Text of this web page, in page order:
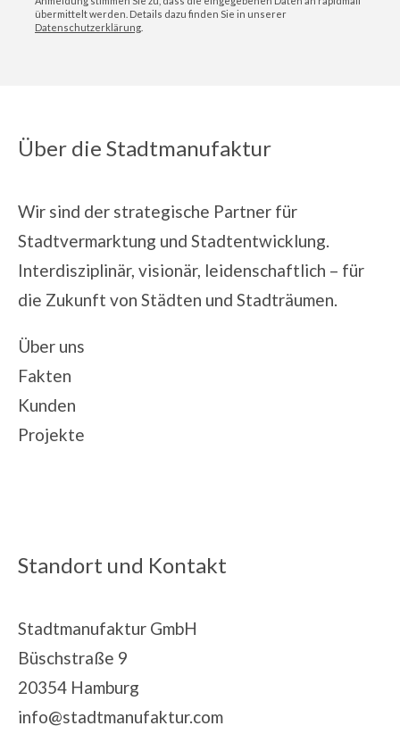
übermittelt werden. Details dazu finden Sie in unserer
Datenschutzerklärung.
Über die Stadtmanufaktur
Wir sind der strategische Partner für
Stadtvermarktung und Stadtentwicklung.
Interdisziplinär, visionär, leidenschaftlich – für
die Zukunft von Städten und Stadträumen.
Über uns
Fakten
Kunden
Projekte
Standort und Kontakt
Stadtmanufaktur GmbH
Büschstraße 9
20354 Hamburg
info@stadtmanufaktur.com